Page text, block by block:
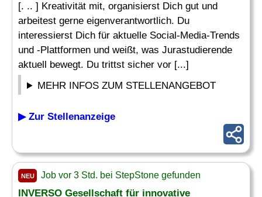
[. .. ] Kreativität mit, organisierst Dich gut und
arbeitest gerne eigenverantwortlich. Du
interessierst Dich für aktuelle Social-Media-Trends
und -Plattformen und weißt, was Jurastudierende
aktuell bewegt. Du trittst sicher vor [...]
MEHR INFOS ZUM STELLENANGEBOT
▶ Zur Stellenanzeige
NEU Job vor 3 Std. bei StepStone gefunden
INVERSO Gesellschaft für innovative